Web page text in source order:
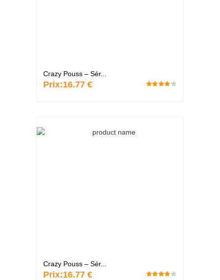
Crazy Pouss – Sér...
Prix:16.77 €
Crazy Pouss – Sér...
Prix:16.77 €